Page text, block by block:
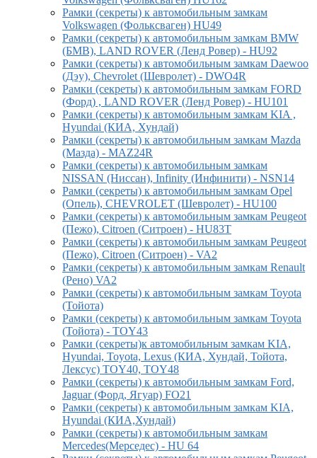
Рамки (секреты) к автомобильным замкам
Volkswagen (Фольксваген) HU49
Рамки (секреты) к автомобильным замкам BMW
(БМВ), LAND ROVER (Ленд Ровер) - HU92
Рамки (секреты) к автомобильным замкам Daewoo
(Дэу), Chevrolet (Шевролет) - DWO4R
Рамки (секреты) к автомобильным замкам FORD
(Форд) , LAND ROVER (Ленд Ровер) - HU101
Рамки (секреты) к автомобильным замкам KIA ,
Hyundai (КИА, Хундай)
Рамки (секреты) к автомобильным замкам Mazda
(Мазда) - MAZ24R
Рамки (секреты) к автомобильным замкам
NISSAN (Ниссан), Infinity (Инфинити) - NSN14
Рамки (секреты) к автомобильным замкам Opel
(Опель), CHEVROLET (Шевролет) - HU100
Рамки (секреты) к автомобильным замкам Peugeot
(Пежо), Citroen (Ситроен) - HU83T
Рамки (секреты) к автомобильным замкам Peugeot
(Пежо), Citroen (Ситроен) - VA2
Рамки (секреты) к автомобильным замкам Renault
(Рено) VA2
Рамки (секреты) к автомобильным замкам Toyota
(Тойота)
Рамки (секреты) к автомобильным замкам Toyota
(Тойота) - TOY43
Рамки (секреты)к автомобильным замкам KIA,
Hyundai, Toyota, Lexus (КИА, Хундай, Тойота,
Лексус) TOY40, TOY48
Рамки (секреты) к автомобильным замкам Ford,
Jaguar (Форд, Ягуар) FO21
Рамки (секреты) к автомобильным замкам KIA,
Hyundai (КИА,Хундай)
Рамки (секреты) к автомобильным замкам
Mercedes(Мерседес) - HU 64